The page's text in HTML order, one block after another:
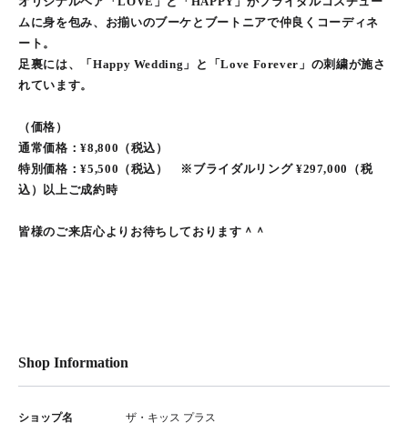
ムに身を包み、お揃いのブーケとブートニアで仲良くコーディネ
ート。
足裏には、「Happy Wedding」と「Love Forever」の刺繍が施さ
れています。
（価格）
通常価格：¥8,800（税込）
特別価格：¥5,500（税込） ※ブライダルリング ¥297,000（税
込）以上ご成約時
皆様のご来店心よりお待ちしております＾＾
Shop Information
ショップ名 ザ・キッス プラス